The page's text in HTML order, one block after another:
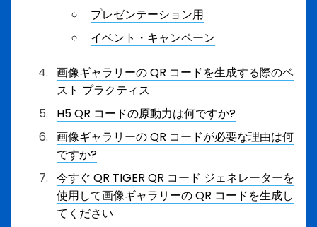
プレゼンテーション用
イベント・キャンペーン
画像ギャラリーの QR コードを生成する際のベ
スト プラクティス
H5 QR コードの原動力は何ですか?
画像ギャラリーの QR コードが必要な理由は何
ですか?
今すぐ QR TIGER QR コード ジェネレーターを
使用して画像ギャラリーの QR コードを生成し
てください